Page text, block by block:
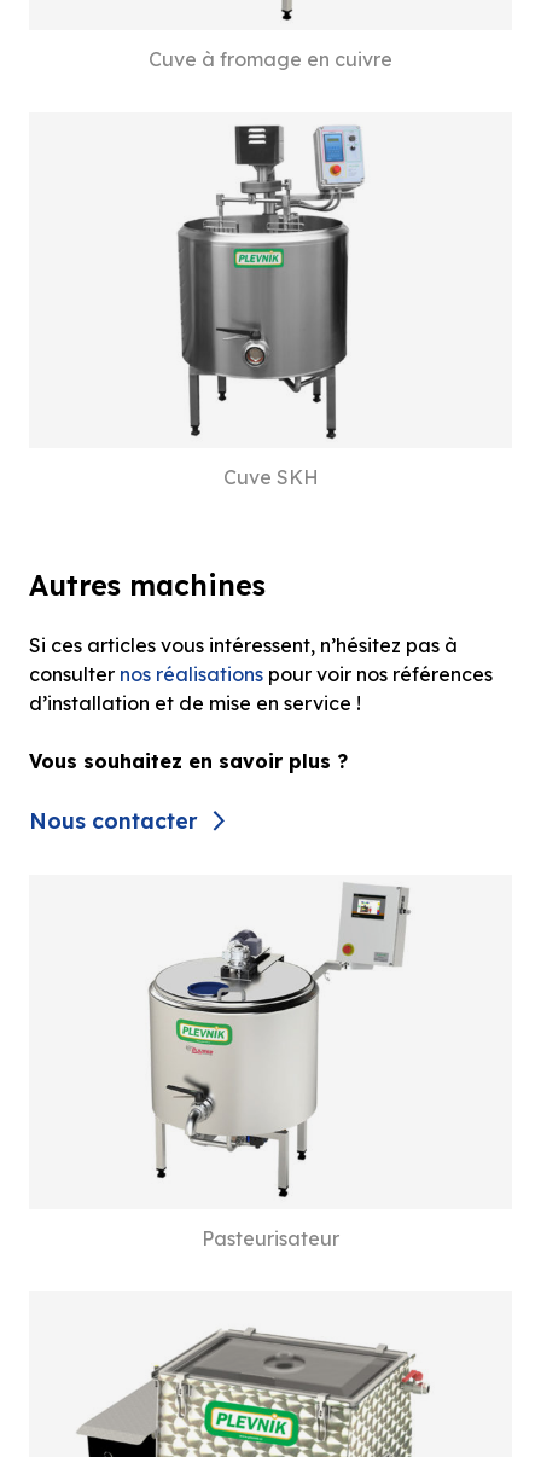
Cuve à fromage en cuivre
Cuve SKH
Autres machines
Pasteurisateur
Si ces articles vous intéressent, n’hésitez pas à
consulter nos réalisations pour voir nos références
d’installation et de mise en service !
Vous souhaitez en savoir plus ?
Nous contacter